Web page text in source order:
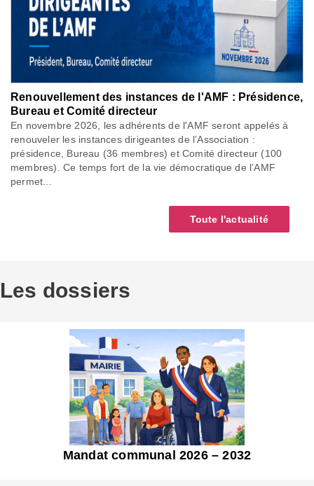
Renouvellement des instances de l'AMF : Présidence,
Bureau et Comité directeur
En novembre 2026, les adhérents de l'AMF seront appelés à
renouveler les instances dirigeantes de l’Association :
présidence, Bureau (36 membres) et Comité directeur (100
membres). Ce temps fort de la vie démocratique de l’AMF
permet...
Toute l'actualité
Les dossiers
Mandat communal 2026 – 2032